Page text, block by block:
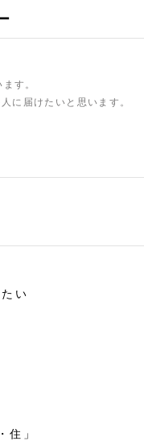
す。
に届けたいと思います。
い
住」